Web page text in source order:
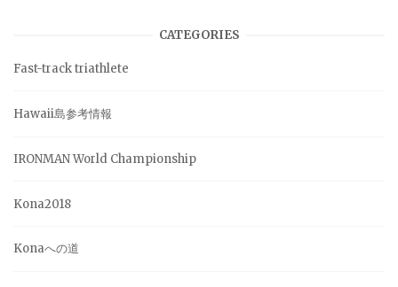
CATEGORIES
Fast-track triathlete
Hawaii島参考情報
IRONMAN World Championship
Kona2018
Konaへの道